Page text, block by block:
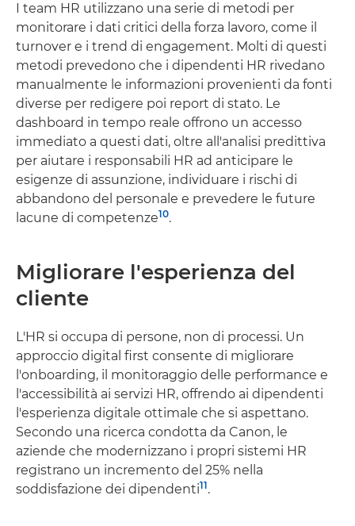
I team HR utilizzano una serie di metodi per
monitorare i dati critici della forza lavoro, come il
turnover e i trend di engagement. Molti di questi
metodi prevedono che i dipendenti HR rivedano
manualmente le informazioni provenienti da fonti
diverse per redigere poi report di stato. Le
dashboard in tempo reale offrono un accesso
immediato a questi dati, oltre all'analisi predittiva
per aiutare i responsabili HR ad anticipare le
esigenze di assunzione, individuare i rischi di
abbandono del personale e prevedere le future
lacune di competenze10.
Migliorare l'esperienza del
cliente
L'HR si occupa di persone, non di processi. Un
approccio digital first consente di migliorare
l'onboarding, il monitoraggio delle performance e
l'accessibilità ai servizi HR, offrendo ai dipendenti
l'esperienza digitale ottimale che si aspettano.
Secondo una ricerca condotta da Canon, le
aziende che modernizzano i propri sistemi HR
registrano un incremento del 25% nella
soddisfazione dei dipendenti11.